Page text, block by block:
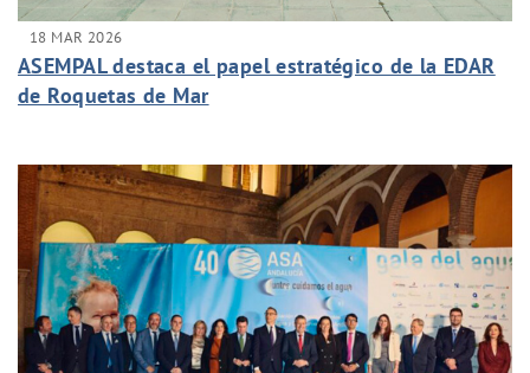
18 MAR 2026
ASEMPAL destaca el papel estratégico de la EDAR
de Roquetas de Mar